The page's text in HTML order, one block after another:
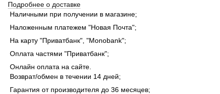
Подробнее о доставке
Наличными при получении в магазине;
Наложенным платежем "Новая Почта";
На карту "Приватбанк", "Monobank";
Оплата частями "Приватбанк";
Онлайн оплата на сайте.
Возврат/обмен в течении 14 дней;
Гарантия от производителя до 36 месяцев;